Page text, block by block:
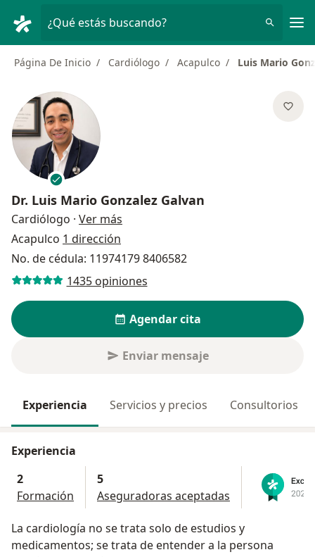
¿Qué estás buscando?
Página De Inicio Cardiólogo Acapulco Luis Mario
Dr. Luis Mario Gonzalez Galvan
Cardiólogo · Ver más
Acapulco 1 dirección
No. de cédula: 11974179 8406582
1435 opiniones
Agendar cita
Enviar mensaje
Experiencia Servicios y precios Consultorios
Experiencia
2
Formación
5
Aseguradoras aceptadas
La cardiología no se trata solo de estudios y
medicamentos; se trata de entender a la persona